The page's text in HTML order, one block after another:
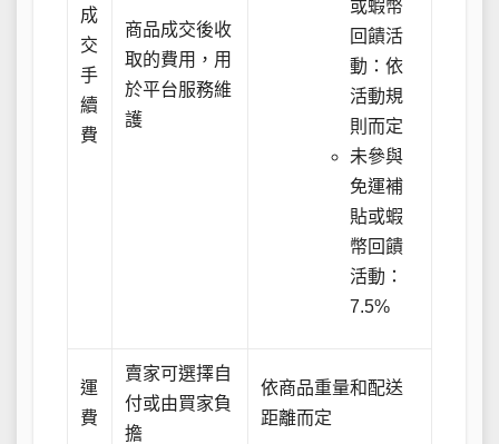
成
交
手
續
費
商品成交後收
取的費用，用
於平台服務維
護
或蝦幣
回饋活
動：依
活動規
則而定
未參與
免運補
貼或蝦
幣回饋
活動：
7.5%
運
費
賣家可選擇自
付或由買家負
擔
依商品重量和配送
距離而定